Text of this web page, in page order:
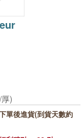
)
單後進貨(到貨天數約